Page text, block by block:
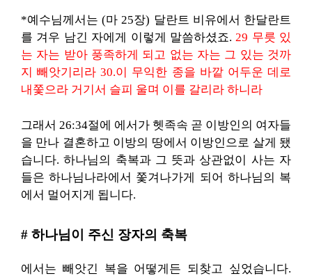
*예수님께서는 (마 25장) 달란트 비유에서 한달란트
를 겨우 남긴 자에게 이렇게 말씀하셨죠.29 무릇 있
는 자는 받아 풍족하게 되고 없는 자는 그 있는 것까
지 빼앗기리라 30.이 무익한 종을 바깥 어두운 데로
내쫓으라 거기서 슬피 울며 이를 갈리라 하니라
그래서 26:34절에 에서가 헷족속 곧 이방인의 여자들
을 만나 결혼하고 이방의 땅에서 이방인으로 살게 됐
습니다. 하나님의 축복과 그 뜻과 상관없이 사는 자
들은 하나님나라에서 쫓겨나가게 되어 하나님의 복
에서 멀어지게 됩니다.
# 하나님이 주신 장자의 축복
에서는 빼앗긴 복을 어떻게든 되찾고 싶었습니다.